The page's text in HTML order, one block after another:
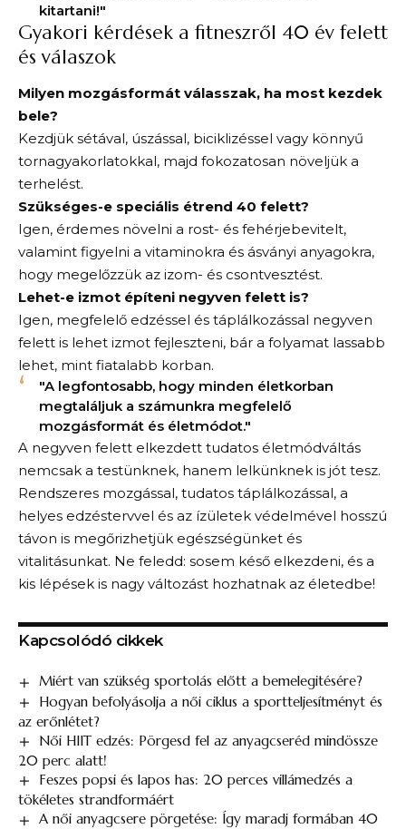
kitartani!"
Gyakori kérdések a fitneszről 40 év felett
és válaszok
Milyen mozgásformát válasszak, ha most kezdek
bele?
Kezdjük sétával, úszással, biciklizéssel vagy könnyű
tornagyakorlatokkal, majd fokozatosan növeljük a
terhelést.
Szükséges-e speciális étrend 40 felett?
Igen, érdemes növelni a rost- és fehérjebevitelt,
valamint figyelni a vitaminokra és ásványi anyagokra,
hogy megelőzzük az izom- és csontvesztést.
Lehet-e izmot építeni negyven felett is?
Igen, megfelelő edzéssel és táplálkozással negyven
felett is lehet izmot fejleszteni, bár a folyamat lassabb
lehet, mint fiatalabb korban.
"A legfontosabb, hogy minden életkorban
megtaláljuk a számunkra megfelelő
mozgásformát és életmódot."
A negyven felett elkezdett tudatos életmódváltás
nemcsak a testünknek, hanem lelkünknek is jót tesz.
Rendszeres mozgással, tudatos táplálkozással, a
helyes edzéstervvel és az ízületek védelmével hosszú
távon is megőrizhetjük egészségünket és
vitalitásunkat. Ne feledd: sosem késő elkezdeni, és a
kis lépések is nagy változást hozhatnak az életedbe!
Kapcsolódó cikkek
Miért van szükség sportolás előtt a bemelegitésére?
Hogyan befolyásolja a női ciklus a sportteljesítményt és
az erőnlétet?
Női HIIT edzés: Pörgesd fel az anyagcseréd mindössze
20 perc alatt!
Feszes popsi és lapos has: 20 perces villámedzés a
tökéletes strandformáért
A női anyagcsere pörgetése: Így maradj formában 40